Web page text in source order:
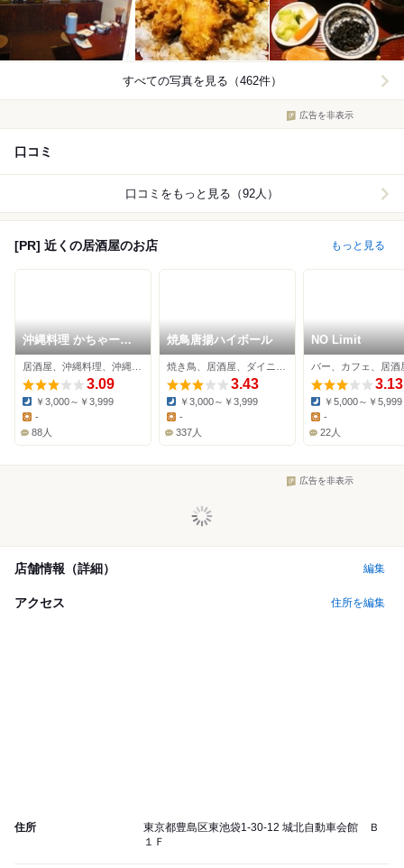
すべての写真を見る（462件）
広告を非表示
口コミ
口コミをもっと見る（92人）
[PR] 近くの居酒屋のお店 もっと見る
沖縄料理 かちゃーし
ー 池袋店
3.09
Dinner:
￥3,000～￥3,999
Lunch:
-
88人
焼鳥唐揚ハイボール
3.43
Dinner:
￥3,000～￥3,999
-
337人
NO Limit
バー、カフェ、居酒
3.13
Dinner:
￥5,000～￥5,999
Lunch:
-
22人
広告を非表示
店舗情報（詳細） 編集
アクセス 住所を編集
住所
東京都豊島区東池袋1-30-12 城北自動車会館 Ｂ
１Ｆ